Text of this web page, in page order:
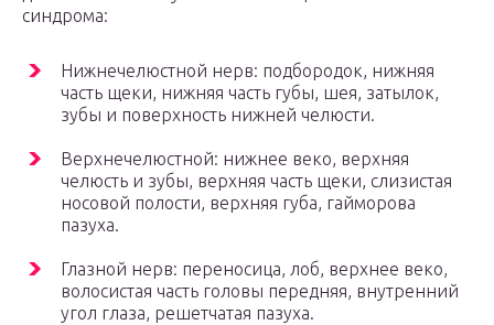
синдрома:
Нижнечелюстной нерв: подбородок, нижняя
часть щеки, нижняя часть губы, шея, затылок,
зубы и поверхность нижней челюсти.
Верхнечелюстной: нижнее веко, верхняя
челюсть и зубы, верхняя часть щеки, слизистая
носовой полости, верхняя губа, гайморова
пазуха.
Глазной нерв: переносица, лоб, верхнее веко,
волосистая часть головы передняя, внутренний
угол глаза, решетчатая пазуха.